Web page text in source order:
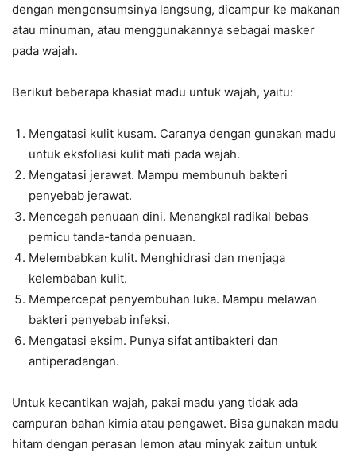
dengan mengonsumsinya langsung, dicampur ke makanan
atau minuman, atau menggunakannya sebagai masker
pada wajah.
Berikut beberapa khasiat madu untuk wajah, yaitu:
Mengatasi kulit kusam. Caranya dengan gunakan madu
untuk eksfoliasi kulit mati pada wajah.
Mengatasi jerawat. Mampu membunuh bakteri
penyebab jerawat.
Mencegah penuaan dini. Menangkal radikal bebas
pemicu tanda-tanda penuaan.
Melembabkan kulit. Menghidrasi dan menjaga
kelembaban kulit.
Mempercepat penyembuhan luka. Mampu melawan
bakteri penyebab infeksi.
Mengatasi eksim. Punya sifat antibakteri dan
antiperadangan.
Untuk kecantikan wajah, pakai madu yang tidak ada
campuran bahan kimia atau pengawet. Bisa gunakan madu
hitam dengan perasan lemon atau minyak zaitun untuk